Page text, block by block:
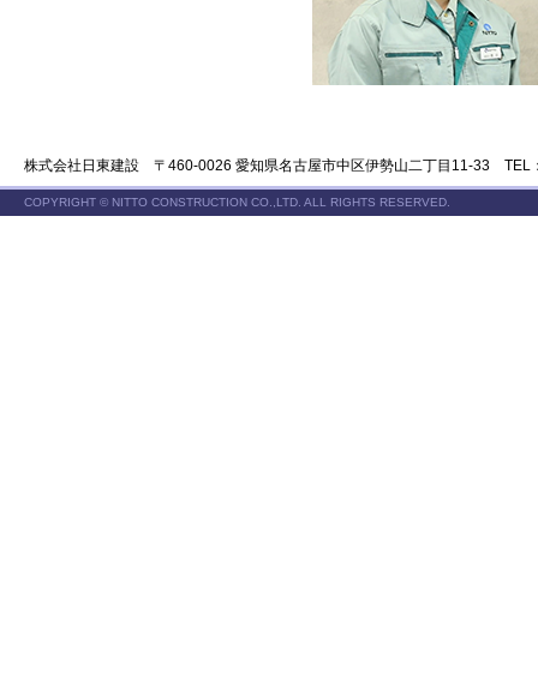
株式会社日東建設 〒460-0026 愛知県名古屋市中区伊勢山二丁目11-33
COPYRIGHT © NITTO CONSTRUCTION CO.,LTD. ALL RIGHTS RESERVED.